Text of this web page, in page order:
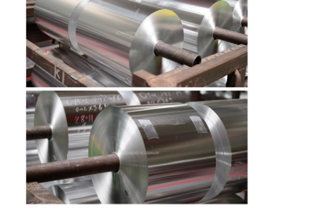
Sobre nosotros
Visita a la fábrica
Control de calidad
Contacta con nosotros
Noticias